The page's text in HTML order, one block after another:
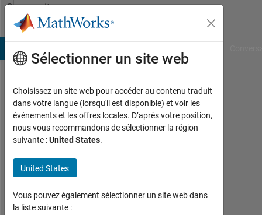
Passer au contenu
Community
Profile
Yancey
Li
University
of
Western
Actif
Sélectionner un site web
Choisissez un site web pour accéder au contenu traduit
dans votre langue (lorsqu'il est disponible) et voir les
événements et les offres locales. D’après votre position,
nous vous recommandons de sélectionner la région
suivante :United States.
United States
Vous pouvez également sélectionner un site web dans
la liste suivante :